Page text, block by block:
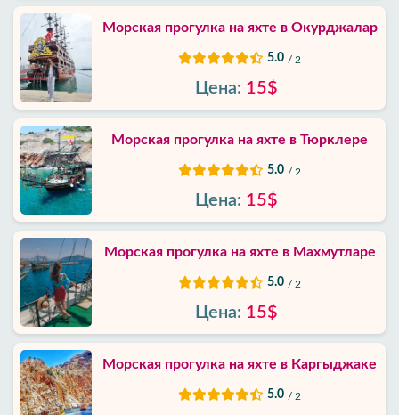
Политика
приватности
Контакты
Морская прогулка на яхте в Окурджалар
5.0 / 2
Цена: 15$
Морская прогулка на яхте в Тюрклере
5.0 / 2
Цена: 15$
Морская прогулка на яхте в Махмутларе
5.0 / 2
Цена: 15$
Морская прогулка на яхте в Каргыджаке
5.0 / 2